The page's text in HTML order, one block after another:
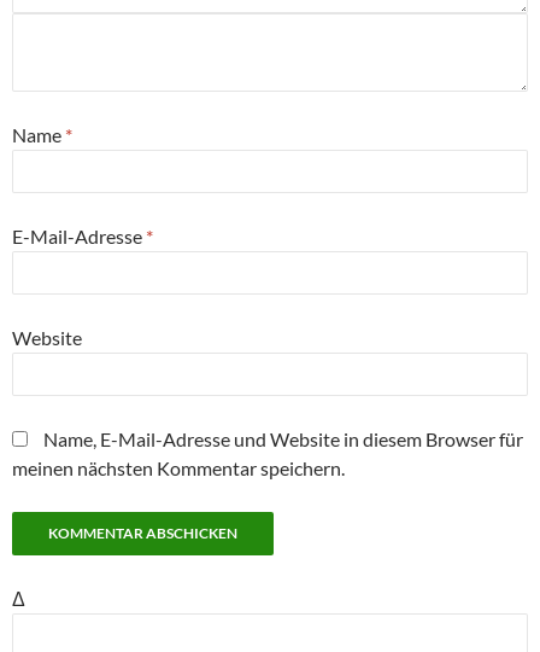
Name *
E-Mail-Adresse *
Website
Name, E-Mail-Adresse und Website in diesem Browser für
meinen nächsten Kommentar speichern.
Δ